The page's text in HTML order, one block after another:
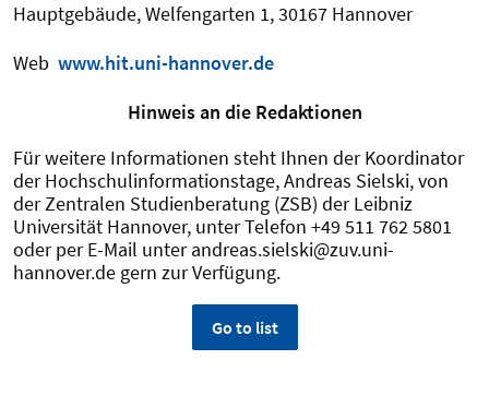
Hauptgebäude, Welfengarten 1, 30167 Hannover
Web www.hit.uni-hannover.de
Hinweis an die Redaktionen
Für weitere Informationen steht Ihnen der Koordinator
der Hochschulinformationstage, Andreas Sielski, von
der Zentralen Studienberatung (ZSB) der Leibniz
Universität Hannover, unter Telefon +49 511 762 5801
oder per E-Mail unter andreas.sielski@zuv.uni-
hannover.de gern zur Verfügung.
Go to list